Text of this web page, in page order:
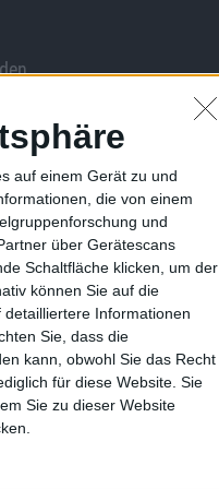
auf einem Gerät zu und
die von einem
und
über Gerätescans
Schaltfläche klicken, um der
können Sie auf die
Informationen
Sie, dass die
kann, obwohl Sie das Recht
für diese Website. Sie
Sie zu dieser Website